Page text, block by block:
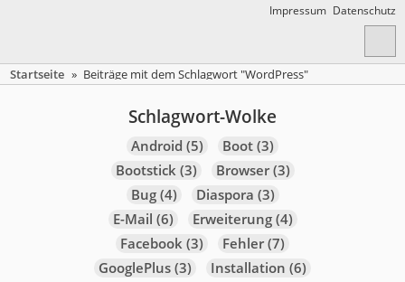
Impressum Datenschutz
Startseite » Beiträge mit dem Schlagwort "WordPress"
Schlagwort-Wolke
Android (5) Boot(3)
Bootstick(3) Browser(3)
Bug(4) Diaspora (3)
E-Mail (6) Erweiterung(4)
Facebook(3) Fehler(7)
GooglePlus(3) Installation (6)